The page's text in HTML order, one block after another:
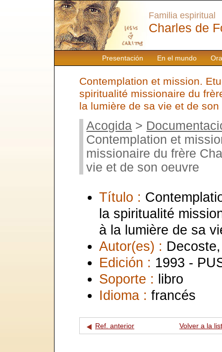
Presentación En el mundo
Familia espiritual
Charles de
Contemplation et mission.
spiritualité missionaire du
la lumière de sa vie et de son
Acogida >
Contemplation et
missionaire du frère
vie et de son oeuvre
Título :
la spiritualité
à la lumière de sa
Autor(es) :
Edición : 1993 -
Soporte : libro
Idioma : francés
Ref. anterior Volver a la